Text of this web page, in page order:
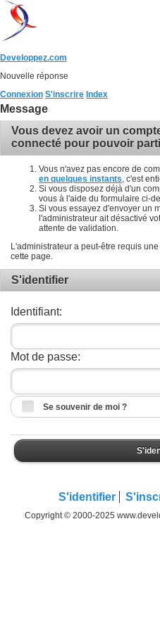
Developpez.com
Nouvelle réponse
Connexion S'inscrire Index
Message
Vous devez avoir un
connecté pour pouvoir
Vous n'avez pas encore de
en quelques instants , c'est
Si vous disposez déjà d'un
vous à l'aide du formulaire ci-
Si vous essayez d'envoyer un
l'administrateur ait désactivé
attente de validation.
L'administrateur a peut-être requis une
cette page.
S'identifier
Identifiant:
Mot de passe:
Se souvenir de moi ?
S'identifier
Copyright © 2000-2025